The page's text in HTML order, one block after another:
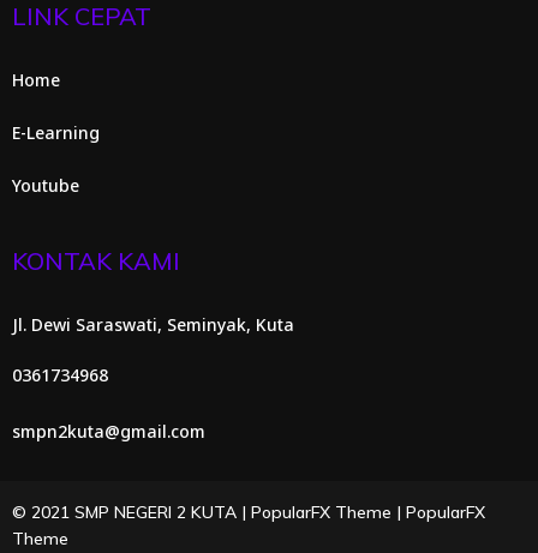
LINK CEPAT
Home
E-Learning
Youtube
KONTAK KAMI
Jl. Dewi Saraswati, Seminyak, Kuta
0361734968
smpn2kuta@gmail.com
© 2021 SMP NEGERI 2 KUTA | PopularFX Theme | PopularFX
Theme